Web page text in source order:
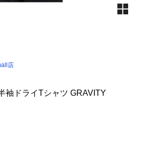
店
袖ドライTシャツ GRAVITY